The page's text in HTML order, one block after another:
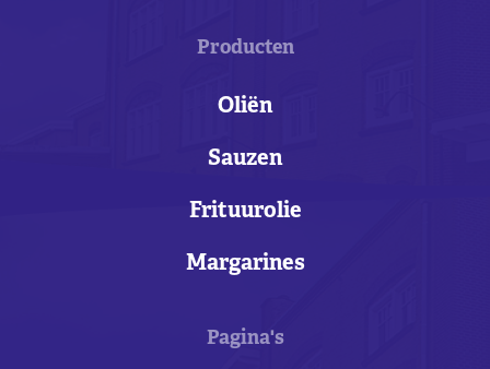
Producten
Oliën
Sauzen
Frituurolie
Margarines
Pagina's